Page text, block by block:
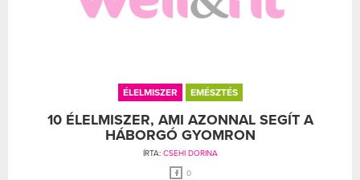
ÉLELMISZER EMÉSZTÉS
10 ÉLELMISZER, AMI AZONNAL SEGÍT A
HÁBORGÓ GYOMRON
ÍRTA: CSEHI DORINA
0